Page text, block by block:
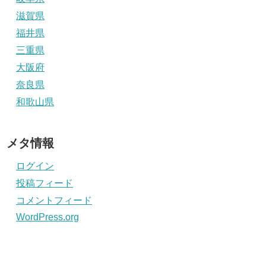
滋賀県
福井県
三重県
大阪府
奈良県
和歌山県
メタ情報
ログイン
投稿フィード
コメントフィード
WordPress.org